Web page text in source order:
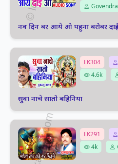
नव दिन बर आये ओ पहुना बरोबर
LK304
4.6k
सुवा नाचे सातो बहिनिया
LK291
4k